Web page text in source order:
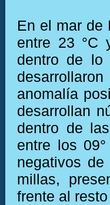
En el mar de
entre 23 °C
dentro de lo
anomalía
desarrollan
dentro de
entre los
negativos
millas,
frente al